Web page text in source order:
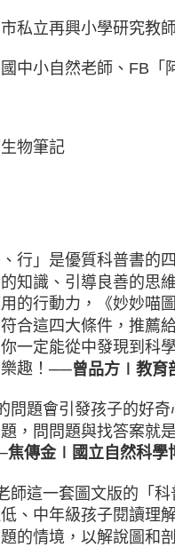
私立再興小學研究教師
中小自然老師、FB「
物筆記
、行」是優質科普書的
知識、引導良善的思
的行動力，《妙妙喵
合這四大條件，推薦
一定能從中發現到科
趣！ ──曾品方∣教育
問題會引發孩子的好
，問問題與找答案就
焦傳金∣國立自然科學
師這一套圖文版的「
、中年級孩子閱讀理
的情境，以解說圖和